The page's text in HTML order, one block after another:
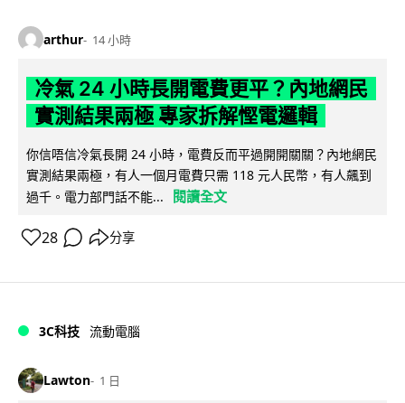
arthur 14 小時
冷氣 24 小時長開電費更平？內地網民
實測結果兩極 專家拆解慳電邏輯
你信唔信冷氣長開 24 小時，電費反而平過開開關關？內地網民
實測結果兩極，有人一個月電費只需 118 元人民幣，有人飆到
過千。電力部門話不能...
閱讀全文
28 分享
3C科技 流動電腦
Lawton 1 日